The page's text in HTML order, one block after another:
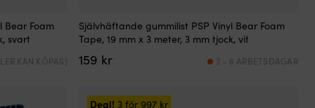
Bear Foam
svart
KAN KÖPAS)
Självhäftande gummilist PSP Vinyl Bear Foam
Tape, 19 mm x 3 meter, 3 mm tjock, vit
159 kr 3 - 6 ARBETSDAGAR
Deal! 3 för 997 kr